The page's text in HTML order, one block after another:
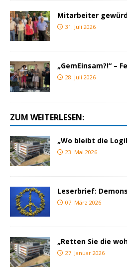
Mitarbeiter
31. Juli 2026
„GemEinsam?!“ –
28. Juli 2026
ZUM WEITERLESEN:
„Wo bleibt die
23. Mai 2026
Leserbrief:
07. März 2026
„Retten Sie die
27. Januar 2026